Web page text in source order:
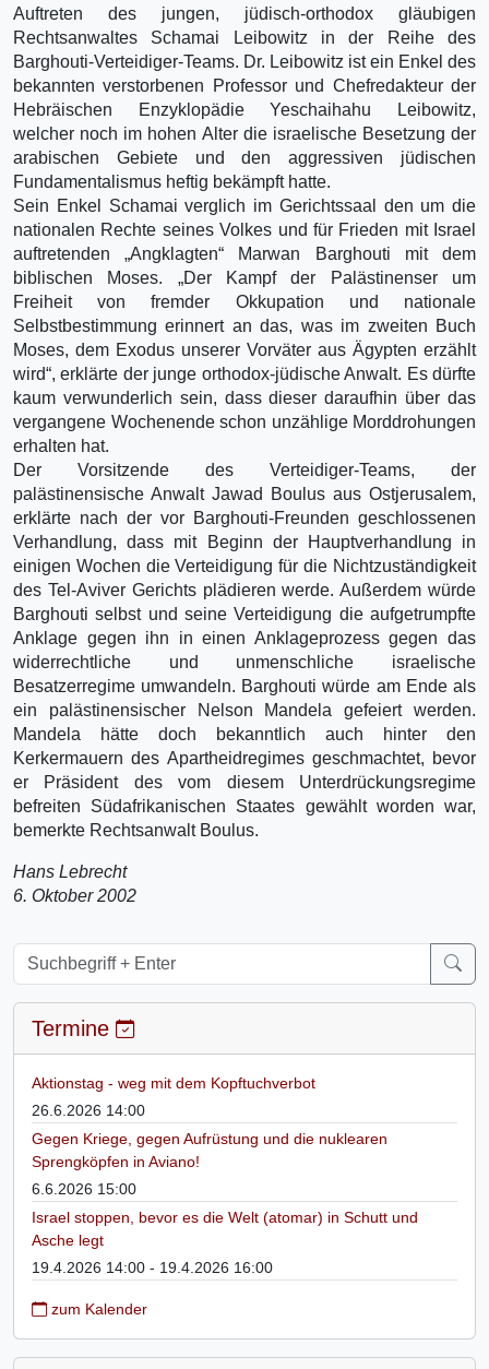
Auftreten des jungen, jüdisch-orthodox gläubigen
Rechtsanwaltes Schamai Leibowitz in der Reihe des
Barghouti-Verteidiger-Teams. Dr. Leibowitz ist ein Enkel des
bekannten verstorbenen Professor und Chefredakteur der
Hebräischen Enzyklopädie Yeschaihahu Leibowitz,
welcher noch im hohen Alter die israelische Besetzung der
arabischen Gebiete und den aggressiven jüdischen
Fundamentalismus heftig bekämpft hatte.
Sein Enkel Schamai verglich im Gerichtssaal den um die
nationalen Rechte seines Volkes und für Frieden mit Israel
auftretenden „Angklagten“ Marwan Barghouti mit dem
biblischen Moses. „Der Kampf der Palästinenser um
Freiheit von fremder Okkupation und nationale
Selbstbestimmung erinnert an das, was im zweiten Buch
Moses, dem Exodus unserer Vorväter aus Ägypten erzählt
wird“, erklärte der junge orthodox-jüdische Anwalt. Es dürfte
kaum verwunderlich sein, dass dieser daraufhin über das
vergangene Wochenende schon unzählige Morddrohungen
erhalten hat.
Der Vorsitzende des Verteidiger-Teams, der
palästinensische Anwalt Jawad Boulus aus Ostjerusalem,
erklärte nach der vor Barghouti-Freunden geschlossenen
Verhandlung, dass mit Beginn der Hauptverhandlung in
einigen Wochen die Verteidigung für die Nichtzuständigkeit
des Tel-Aviver Gerichts plädieren werde. Außerdem würde
Barghouti selbst und seine Verteidigung die aufgetrumpfte
Anklage gegen ihn in einen Anklageprozess gegen das
widerrechtliche und unmenschliche israelische
Besatzerregime umwandeln. Barghouti würde am Ende als
ein palästinensischer Nelson Mandela gefeiert werden.
Mandela hätte doch bekanntlich auch hinter den
Kerkermauern des Apartheidregimes geschmachtet, bevor
er Präsident des vom diesem Unterdrückungsregime
befreiten Südafrikanischen Staates gewählt worden war,
bemerkte Rechtsanwalt Boulus.
Hans Lebrecht
6. Oktober 2002
Termine
Aktionstag - weg mit dem Kopftuchverbot
26.6.2026 14:00
Gegen Kriege, gegen Aufrüstung und die nuklearen
Sprengköpfen in Aviano!
6.6.2026 15:00
Israel stoppen, bevor es die Welt (atomar) in Schutt und
Asche legt
19.4.2026 14:00 - 19.4.2026 16:00
zum Kalender